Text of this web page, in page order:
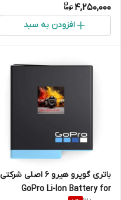
4,250,000
افزودن به سبد
باتری گوپرو هیرو 6 اصلی شرکتی
GoPro Li-Ion Battery for